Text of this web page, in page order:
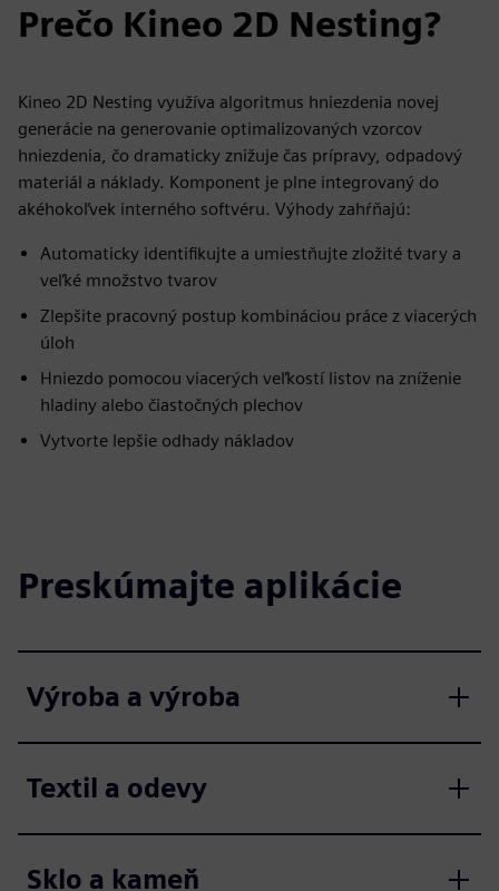
Prečo Kineo 2D Nesting?
Kineo 2D Nesting využíva algoritmus hniezdenia novej
generácie na generovanie optimalizovaných vzorcov
hniezdenia, čo dramaticky znižuje čas prípravy, odpadový
materiál a náklady. Komponent je plne integrovaný do
akéhokoľvek interného softvéru. Výhody zahŕňajú:
Automaticky identifikujte a umiestňujte zložité tvary a
veľké množstvo tvarov
Zlepšite pracovný postup kombináciou práce z viacerých
úloh
Hniezdo pomocou viacerých veľkostí listov na zníženie
hladiny alebo čiastočných plechov
Vytvorte lepšie odhady nákladov
Preskúmajte aplikácie
Výroba a výroba
Textil a odevy
Sklo a kameň